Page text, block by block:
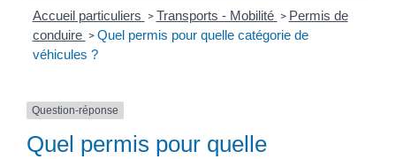
Accueil particuliers > Transports - Mobilité > Permis de
conduire > Quel permis pour quelle catégorie de
véhicules ?
Question-réponse
Quel permis pour quelle